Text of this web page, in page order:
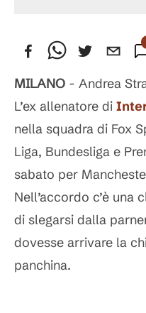
MILANO - Andrea
L’ex allenatore di
nella squadra di Fox
Liga, Bundesliga e
sabato per
Nell’accordo c’è una
di slegarsi dalla
dovesse arrivare la
panchina.